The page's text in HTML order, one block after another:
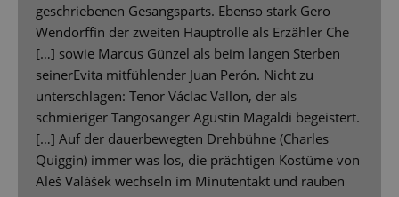
geschriebenen Gesangsparts. Ebenso stark Gero
Wendorffin der zweiten Hauptrolle als Erzähler Che
[…] sowie Marcus Günzel als beim langen Sterben
seinerEvita mitfühlender Juan Perón. Nicht zu
unterschlagen: Tenor Václac Vallon, der als
schmieriger Tangosänger Agustin Magaldi begeistert.
[…] Auf der dauerbewegten Drehbühne (Charles
Quiggin) immer was los, die prächtigen Kostüme von
Aleš Valášek wechseln im Minutentakt und rauben